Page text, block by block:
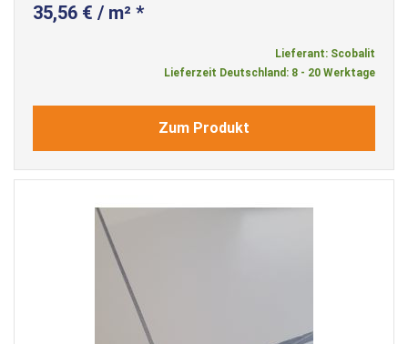
35,56 € / m² *
Lieferant: Scobalit
Lieferzeit Deutschland: 8 - 20 Werktage
Zum Produkt